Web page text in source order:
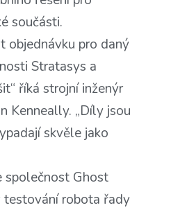
součásti.
objednávku pro daný
Stratasys a
říká strojní inženýr
Kenneally. „Díly jsou
skvěle jako
společnost Ghost
testování robota řady